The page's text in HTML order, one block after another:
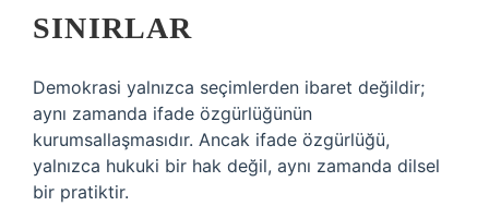
SINIRLAR
Demokrasi yalnızca seçimlerden ibaret değildir;
aynı zamanda ifade özgürlüğünün
kurumsallaşmasıdır. Ancak ifade özgürlüğü,
yalnızca hukuki bir hak değil, aynı zamanda dilsel
bir pratiktir.